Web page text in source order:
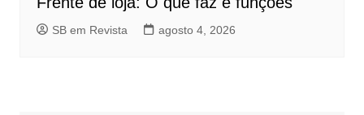
SB em Revista agosto 4, 2026